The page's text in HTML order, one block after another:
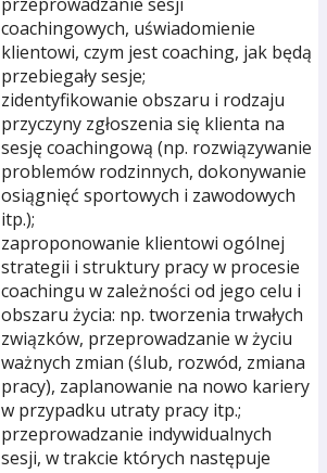
coachingowych, uświadomienie
klientowi, czym jest coaching, jak będą
przebiegały sesje;
zidentyfikowanie obszaru i rodzaju
przyczyny zgłoszenia się klienta na
sesję coachingową (np. rozwiązywanie
problemów rodzinnych, dokonywanie
osiągnięć sportowych i zawodowych
itp.);
zaproponowanie klientowi ogólnej
strategii i struktury pracy w procesie
coachingu w zależności od jego celu i
obszaru życia: np. tworzenia trwałych
związków, przeprowadzanie w życiu
ważnych zmian (ślub, rozwód, zmiana
pracy), zaplanowanie na nowo kariery
w przypadku utraty pracy itp.;
przeprowadzanie indywidualnych
sesji, w trakcie których następuje